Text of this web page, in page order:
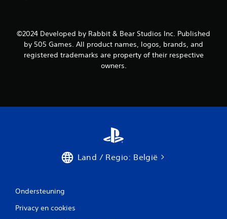
©2024 Developed by Rabbit & Bear Studios Inc. Published
by 505 Games. All product names, logos, brands, and
registered trademarks are property of their respective
owners.
Land / Regio: België
Ondersteuning
Privacy en cookies